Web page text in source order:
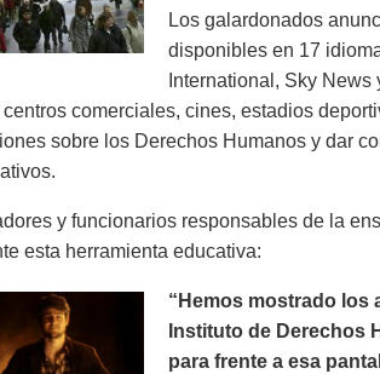
Los galardonados
disponibles en 17
International, Sky
comerciales, cines, estadios
sobre los Derechos Humanos y dar
y funcionarios responsables de la
esta herramienta educativa:
“Hemos mostrado los
Instituto de Derechos
para frente a esa